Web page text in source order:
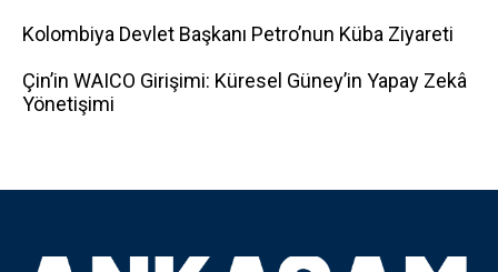
Kolombiya Devlet Başkanı Petro’nun Küba Ziyareti
Çin’in WAICO Girişimi: Küresel Güney’in Yapay Zekâ
Yönetişimi